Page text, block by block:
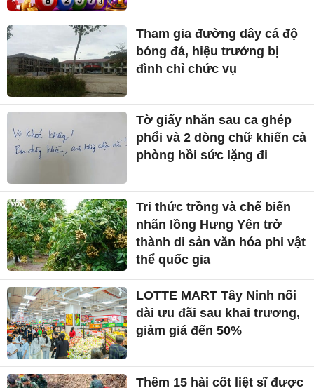
Tham gia đường dây cá độ
bóng đá, hiệu trưởng bị
đình chỉ chức vụ
Tờ giấy nhăn sau ca ghép
phổi và 2 dòng chữ khiến cả
phòng hồi sức lặng đi
Tri thức trồng và chế biến
nhãn lồng Hưng Yên trở
thành di sản văn hóa phi vật
thể quốc gia
LOTTE MART Tây Ninh nối
dài ưu đãi sau khai trương,
giảm giá đến 50%
Thêm 15 hài cốt liệt sĩ được